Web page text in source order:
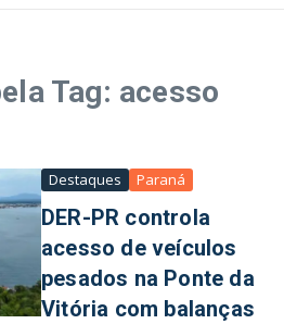
Tag: acesso
Destaques Paraná
DER-PR controla
acesso de veículos
pesados na Ponte da
Vitória com balanças